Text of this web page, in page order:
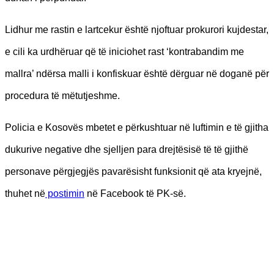
Lidhur me rastin e lartcekur është njoftuar prokurori kujdestar,
e cili ka urdhëruar që të iniciohet rast ‘kontrabandim me
mallra’ ndërsa malli i konfiskuar është dërguar në doganë për
procedura të mëtutjeshme.
Policia e Kosovës mbetet e përkushtuar në luftimin e të gjitha
dukurive negative dhe sjelljen para drejtësisë të të gjithë
personave përgjegjës pavarësisht funksionit që ata kryejnë,
thuhet në postimin në Facebook të PK-së.